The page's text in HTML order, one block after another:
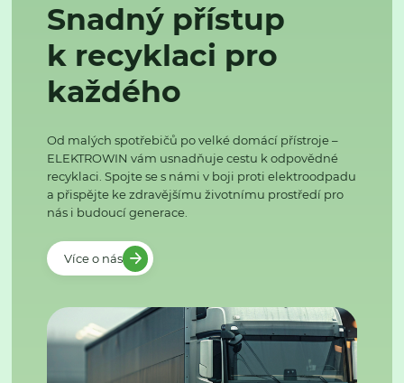
Snadný přístup
k recyklaci pro
každého
Od malých spotřebičů po velké domácí přístroje –
ELEKTROWIN vám usnadňuje cestu k odpovědné
recyklaci. Spojte se s námi v boji proti elektroodpadu
a přispějte ke zdravějšímu životnímu prostředí pro
nás i budoucí generace.
Více o nás